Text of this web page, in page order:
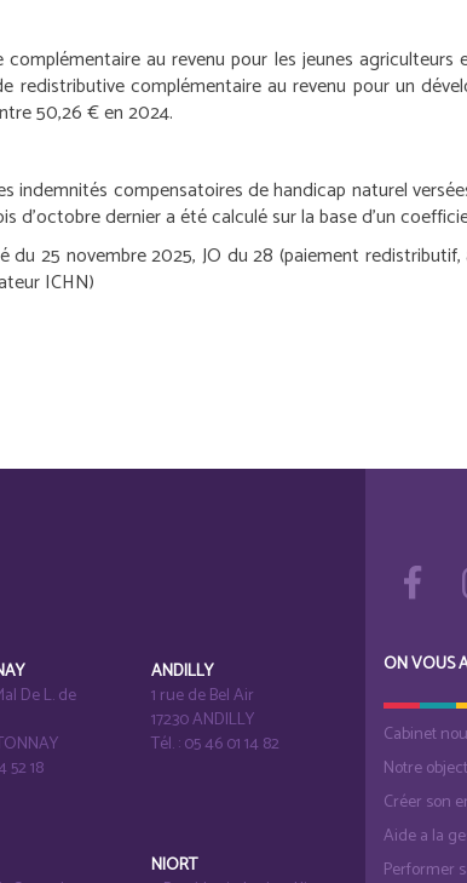
au revenu pour les jeunes
complémentaire au revenu pour un
50,26 € en 2024.
indemnités compensatoires de handicap naturel
d’octobre dernier a été calculé sur la base d’un
du 25 novembre 2025, JO du 28 (paiement
ICHN)
De L. de
52 18
ANDILLY
1 rue de Bel Air
17230 ANDILLY
Tél. : 05 46 01 14 82
NIORT
ON VOUS
Cabinet
Notre
Créer son
Aide a la
Performer